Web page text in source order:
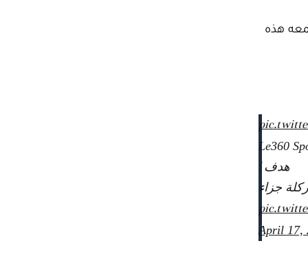
هذه
هدف |
April 17,